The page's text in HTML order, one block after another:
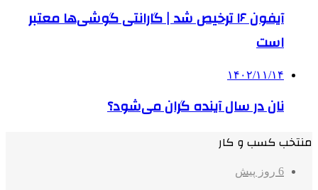
آیفون ۱۶ ترخیص شد | گارانتی گوشی‌ها معتبر
است
۱۴۰۲/۱۱/۱۴
نان در سال آینده گران می‌شود؟
منتخب کسب و کار
6 روز پیش